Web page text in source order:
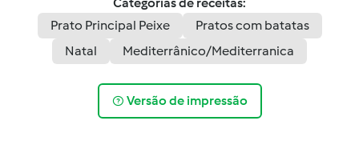
Prato Principal Peixe
Pratos com batatas
Natal
Mediterrânico/Mediterranica
Versão de impressão